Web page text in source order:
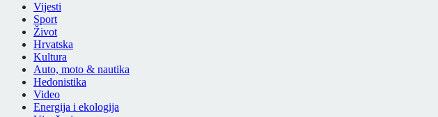
Vijesti
Sport
Život
Hrvatska
Kultura
Auto, moto & nautika
Hedonistika
Video
Energija i ekologija